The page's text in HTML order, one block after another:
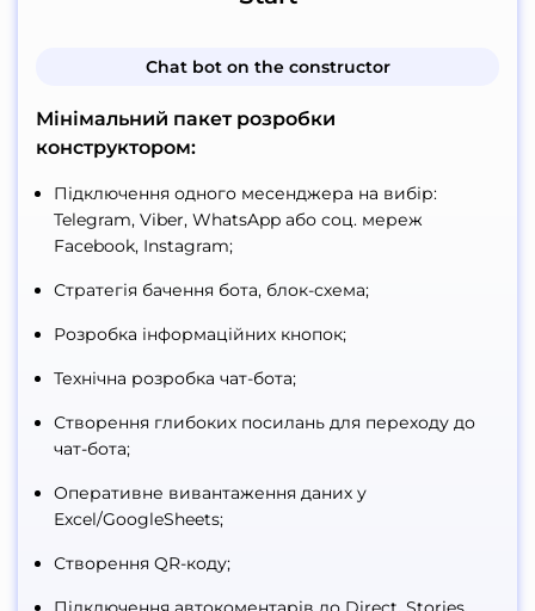
Сhat bot on the constructor
Мінімальний пакет розробки
конструктором:
Підключення одного месенджера на вибір:
Telegram, Viber, WhatsApp або соц. мереж
Facebook, Instagram;
Стратегія бачення бота, блок-схема;
Розробка інформаційних кнопок;
Технічна розробка чат-бота;
Створення глибоких посилань для переходу до
чат-бота;
Оперативне вивантаження даних у
Excel/GoogleSheets;
Створення QR-коду;